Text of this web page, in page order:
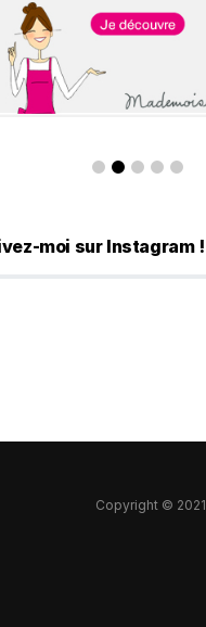
moi sur Instagram !
Copyright © 2021